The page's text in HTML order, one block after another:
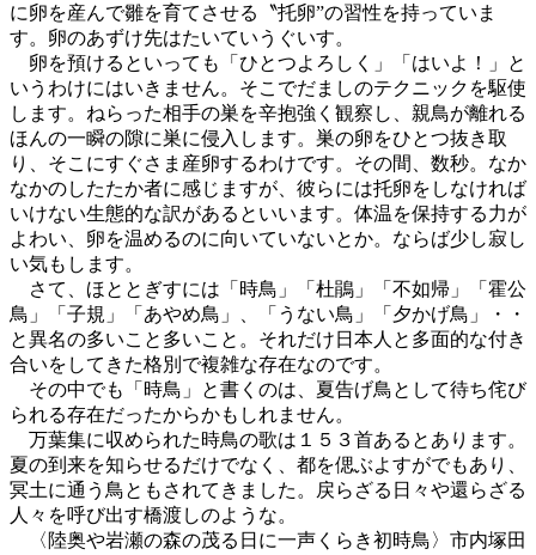
に卵を産んで雛を育てさせる〝托卵”の習性を持っていま
す。卵のあずけ先はたいていうぐいす。
卵を預けるといっても「ひとつよろしく」「はいよ！」と
いうわけにはいきません。そこでだましのテクニックを駆使
します。ねらった相手の巣を辛抱強く観察し、親鳥が離れる
ほんの一瞬の隙に巣に侵入します。巣の卵をひとつ抜き取
り、そこにすぐさま産卵するわけです。その間、数秒。なか
なかのしたたか者に感じますが、彼らには托卵をしなければ
いけない生態的な訳があるといいます。体温を保持する力が
よわい、卵を温めるのに向いていないとか。ならば少し寂し
い気もします。
さて、ほととぎすには「時鳥」「杜鵑」「不如帰」「霍公
鳥」「子規」「あやめ鳥」、「うない鳥」「夕かげ鳥」・・
と異名の多いこと多いこと。それだけ日本人と多面的な付き
合いをしてきた格別で複雑な存在なのです。
その中でも「時鳥」と書くのは、夏告げ鳥として待ち侘び
られる存在だったからかもしれません。
万葉集に収められた時鳥の歌は１５３首あるとあります。
夏の到来を知らせるだけでなく、都を偲ぶよすがでもあり、
冥土に通う鳥ともされてきました。戻らざる日々や還らざる
人々を呼び出す橋渡しのような。
〈陸奥や岩瀬の森の茂る日に一声くらき初時鳥〉市内塚田